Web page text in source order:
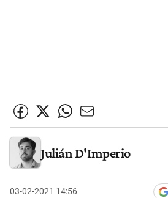
Julián D'Imperio
03-02-2021 14:56